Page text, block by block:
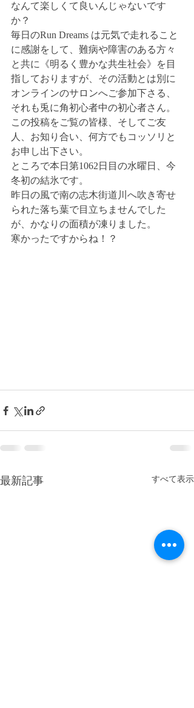
なんて楽しくて良いんじゃないです
か？
毎日のRun Dreams は元気で走れること
に感謝をして、難病や障害のある方々
と共に《明るく豊かな共生社会》を目
指しておりますが、その活動とは別に
オンラインのサロンへご参加下さる、
それも兎に角初心者中の初心者さん。
この投稿をご覧の皆様、そしてご友
人、お知り合い、何方でもコッソリと
お申し出下さい。
ところで本日第1062日目の水曜日、今
冬初の結氷です。
昨日の風で南の志木街道川へ吹き寄せ
られた落ち葉で目立ちませんでした
が、かなりの面積が凍りました。
寒かったですからね！？
最新記事 すべて表示